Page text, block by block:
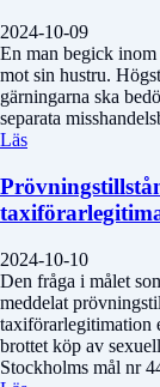
2024-10-09
En man begick
mot sin hustru.
gärningarna ska
separata
Läs
2024-10-10
Den fråga i målet
meddelat
taxiförarlegitimation
brottet köp av
Stockholms mål nr